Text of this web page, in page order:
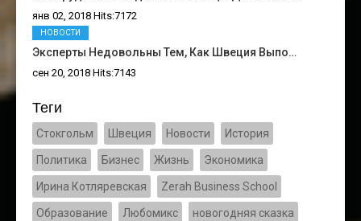
янв 02, 2018 Hits:7172
Эксперты Недовольны Тем, Как Швеция Выпо…
сен 20, 2018 Hits:7143
НОВОСТИ
Теги
Стокгольм Швеция Новости История
Политика Бизнес Жизнь Экономика
Ирина Котляревская Zerah Business School
Образование Любомикс новогодняя сказка